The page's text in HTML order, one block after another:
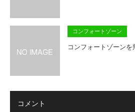
コンフォートゾーン
コンフォートゾーン
コメント